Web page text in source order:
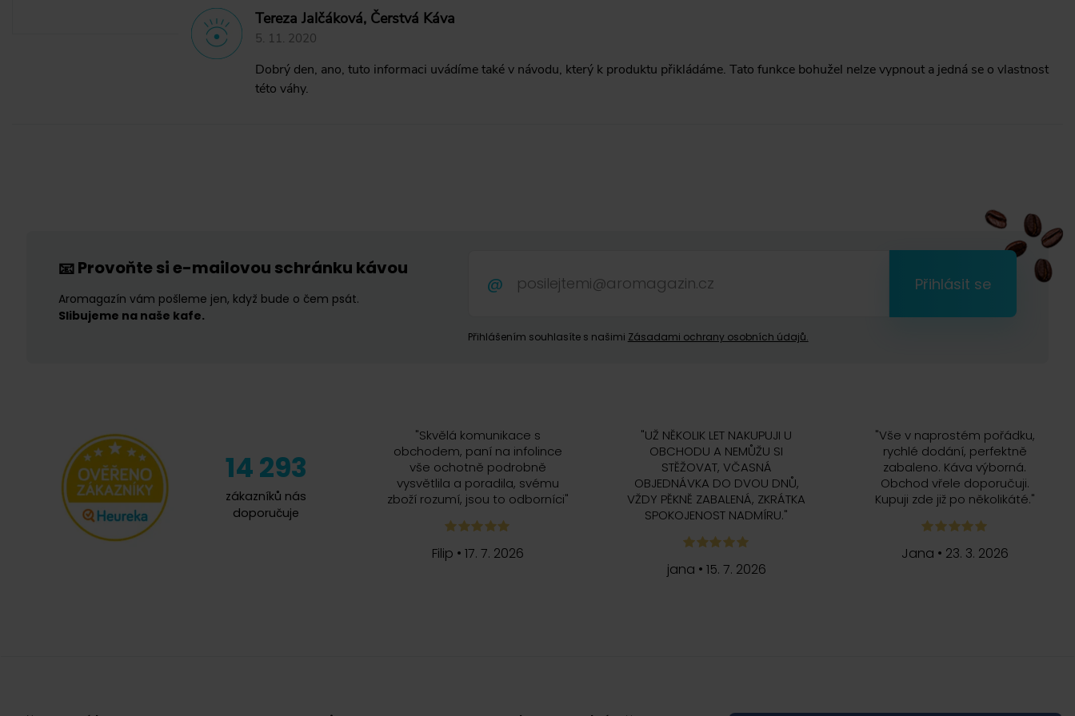
Tereza Jalčáková, Čerstvá Káva
5. 11. 2020
Dobrý den, ano, tuto informaci uvádíme také v návodu, který k produktu přikládáme. Tato funkce bohužel nelze vypnout a jedná se o vlastnost
této váhy.
📧Provoňte si e-mailovou schránku kávou
Aromagazín vám pošleme jen, když bude o čem psát.
Slibujeme na naše kafe.
Přihlásit se
Přihlášením souhlasíte s našimi Zásadami ochrany osobních údajů.
14 293
zákazníků nás
doporučuje
"Skvělá komunikace s
obchodem, paní na infolince
vše ochotně podrobně
vysvětlila a poradila, svému
zboží rozumí, jsou to odborníci"
Filip • 17. 7. 2026
"UŽ NĚKOLIK LET NAKUPUJI U
OBCHODU A NEMŮŽU SI
STĚŽOVAT, VČASNÁ
OBJEDNÁVKA DO DVOU DNŮ,
VŽDY PĚKNĚ ZABALENÁ, ZKRÁTKA
SPOKOJENOST NADMÍRU."
jana • 15. 7. 2026
"Vše v naprostém pořádku,
rychlé dodání, perfektně
zabaleno. Káva výborná.
Obchod vřele doporučuji.
Kupuji zde již po několikáté."
Jana • 23. 3. 2026